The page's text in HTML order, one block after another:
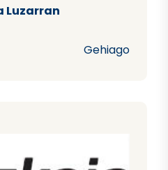
Luzarran
Gehiago